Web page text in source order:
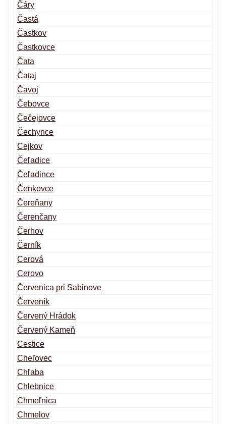
Čáry
Častá
Častkov
Častkovce
Čata
Čataj
Čavoj
Čebovce
Čečejovce
Čechynce
Cejkov
Čeľadice
Čeľadince
Čenkovce
Čereňany
Čerenčany
Čerhov
Černík
Cerová
Cerovo
Červenica pri Sabinove
Červeník
Červený Hrádok
Červený Kameň
Cestice
Cheľovec
Chľaba
Chlebnice
Chmeľnica
Chmelov